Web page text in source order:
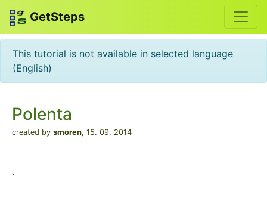
GetSteps
This tutorial is not available in selected language
(English)
Polenta
created by smoren, 15. 09. 2014
.